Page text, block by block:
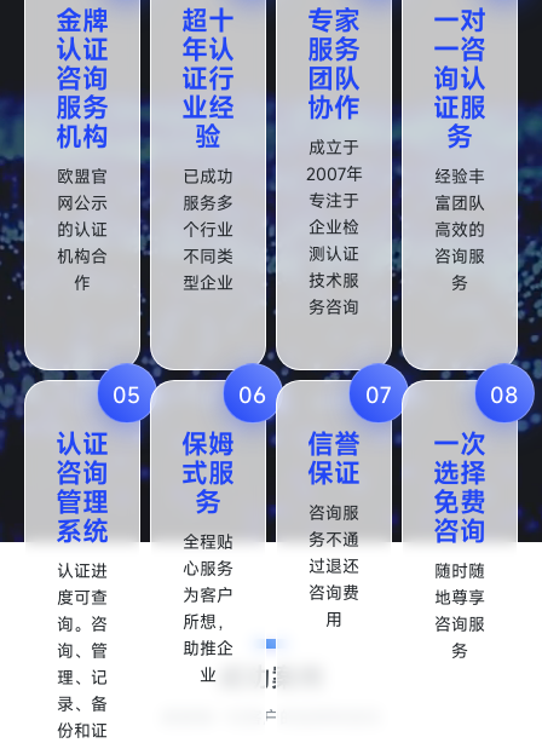
金牌
认证
咨询
服务
机构
欧盟官
网公示
的认证
机构合
作
超十
年认
证行
业经
验
已成功
服务多
个行业
不同类
型企业
专家
服务
团队
协作
成立于
2007年
专注于
企业检
测认证
技术服
务咨询
一对
一咨
询认
证服
务
经验丰
富团队
高效的
咨询服
务
05
认证
咨询
管理
系统
认证进
度可查
询。咨
询、管
理、记
录、备
份和证
06
保姆
式服
务
全程贴
心服务
为客户
所想，
助推企
业
07
信誉
保证
咨询服
务不通
过退还
咨询费
用
08
一次
选择
免费
咨询
随时随
地尊享
咨询服
务
成功案例
感谢每一位客户的选择和信任